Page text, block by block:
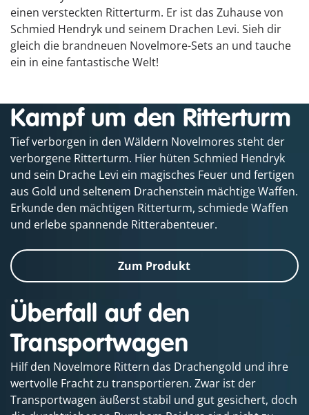
einen versteckten Ritterturm. Er ist das Zuhause von
Schmied Hendryk und seinem Drachen Levi. Sieh dir
gleich die brandneuen Novelmore-Sets an und tauche
ein in eine fantastische Welt!
Kampf um den Ritterturm
Tief verborgen in den Wäldern Novelmores steht der
verborgene Ritterturm. Hier hüten Schmied Hendryk
und sein Drache Levi ein magisches Feuer und fertigen
aus Gold und seltenem Drachenstein mächtige Waffen.
Erkunde den mächtigen Ritterturm, schmiede Waffen
und erlebe spannende Ritterabenteuer.
Zum Produkt
Überfall auf den
Transportwagen
Hilf den Novelmore Rittern das Drachengold und ihre
wertvolle Fracht zu transportieren. Zwar ist der
Transportwagen äußerst stabil und gut gesichert, doch